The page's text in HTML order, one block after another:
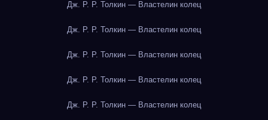
Дж. Р. Р. Толкин — Властелин колец
Дж. Р. Р. Толкин — Властелин колец
Дж. Р. Р. Толкин — Властелин колец
Дж. Р. Р. Толкин — Властелин колец
Дж. Р. Р. Толкин — Властелин колец